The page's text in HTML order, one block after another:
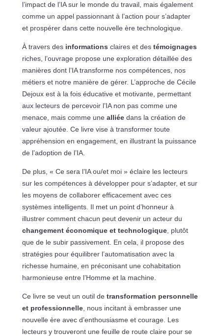
l’impact de l’IA sur le monde du travail, mais également
comme un appel passionnant à l’action pour s’adapter
et prospérer dans cette nouvelle ère technologique.
À travers des informations claires et des témoignages
riches, l’ouvrage propose une exploration détaillée des
manières dont l’IA transforme nos compétences, nos
métiers et notre manière de gérer. L’approche de Cécile
Dejoux est à la fois éducative et motivante, permettant
aux lecteurs de percevoir l’IA non pas comme une
menace, mais comme une alliéedans la création de
valeur ajoutée. Ce livre vise à transformer toute
appréhension en engagement, en illustrant la puissance
de l’adoption de l’IA.
De plus, « Ce sera l’IA ou/et moi » éclaire les lecteurs
sur les compétences à développer pour s’adapter, et sur
les moyens de collaborer efficacement avec ces
systèmes intelligents. Il met un point d’honneur à
illustrer comment chacun peut devenir un acteur du
changement économique et technologique, plutôt
que de le subir passivement. En cela, il propose des
stratégies pour équilibrer l’automatisation avec la
richesse humaine, en préconisant une cohabitation
harmonieuse entre l’Homme et la machine.
Ce livre se veut un outil de transformation personnelle
et professionnelle, nous incitant à embrasser une
nouvelle ère avec d’enthousiasme et courage. Les
lecteurs y trouveront une feuille de route claire pour se